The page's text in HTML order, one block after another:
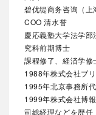
碧优缇商务咨询（上
COO 清水誉
慶応義塾大学法学
究科前期博士
課程修了、経済学修
1988年株式会社ブ
1995年北京事務所代
1999年株式会社博
司総経理などを歴任